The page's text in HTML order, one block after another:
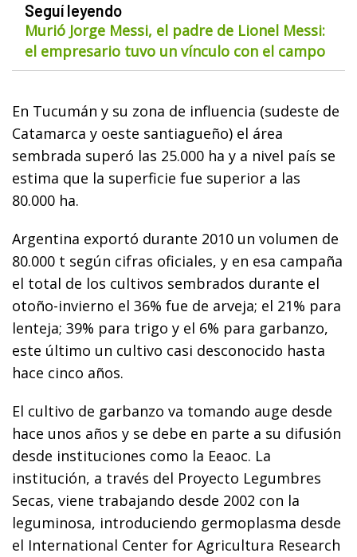
Seguí leyendo
Murió Jorge Messi, el padre de Lionel Messi:
el empresario tuvo un vínculo con el campo
En Tucumán y su zona de influencia (sudeste de
Catamarca y oeste santiagueño) el área
sembrada superó las 25.000 ha y a nivel país se
estima que la superficie fue superior a las
80.000 ha.
Argentina exportó durante 2010 un volumen de
80.000 t según cifras oficiales, y en esa campaña
el total de los cultivos sembrados durante el
otoño-invierno el 36% fue de arveja; el 21% para
lenteja; 39% para trigo y el 6% para garbanzo,
este último un cultivo casi desconocido hasta
hace cinco años.
El cultivo de garbanzo va tomando auge desde
hace unos años y se debe en parte a su difusión
desde instituciones como la Eeaoc. La
institución, a través del Proyecto Legumbres
Secas, viene trabajando desde 2002 con la
leguminosa, introduciendo germoplasma desde
el International Center for Agricultura Research